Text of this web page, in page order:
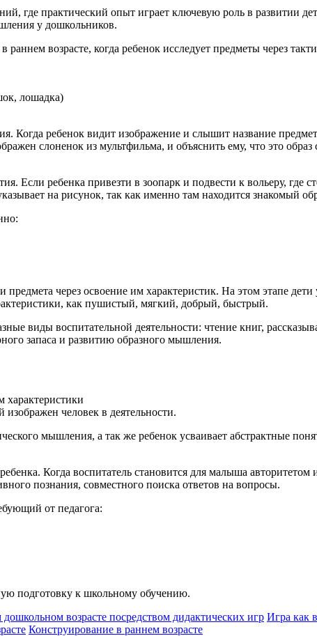
где практический опыт играет ключевую роль в развитии
у дошкольников.
возрасте, когда ребенок исследует предметы через
лошадка)
Когда ребенок видит изображение и слышит название
слоненок из мультфильма, и объяснить ему, что это
Если ребенка привезти в зоопарк и подвести к вольеру, где
на рисунок, так как именно там находится знакомый
через освоение им характеристик. На этом этапе
как пушистый, мягкий, добрый, быстрый.
виды воспитательной деятельности: чтение книг,
запаса и развитию образного мышления.
характеристики
изображен человек в деятельности.
мышления, а так же ребенок усваивает абстрактные
Когда воспитатель становится для малыша
познания, совместного поиска ответов на вопросы.
от педагога:
подготовку к школьному обучению.
возрасте посредством дидактических игр Игра как
Конструирование в раннем возрасте